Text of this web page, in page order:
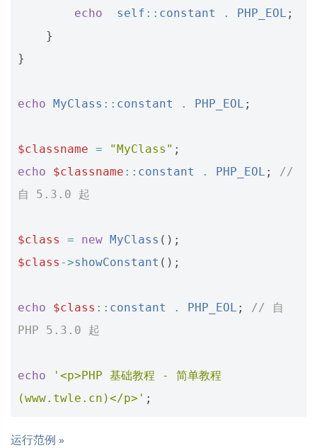
echo
self :: constant . PHP_EOL ;
}
}
echo MyClass :: constant . PHP_EOL ;
$classname = "MyClass" ;
echo
$classname :: constant . PHP_EOL ;
//
自 5.3.0 起
$class = new MyClass ();
$class ->showConstant ();
echo $class :: constant . PHP_EOL ;
// 自
PHP 5.3.0 起
echo
'<p>PHP 基础教程 - 简单教程
(www.twle.cn)</p>' ;
运行范例 »